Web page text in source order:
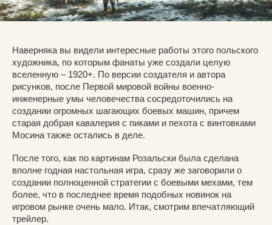
Наверняка вы видели интересные работы этого польского
художника, по которым фанаты уже создали целую
вселенную – 1920+. По версии создателя и автора
рисунков, после Первой мировой войны военно-
инженерные умы человечества сосредоточились на
создании огромных шагающих боевых машин, причем
старая добрая кавалерия с пиками и пехота с винтовками
Мосина также остались в деле.
После того, как по картинам Розальски была сделана
вполне годная настольная игра, сразу же заговорили о
создании полноценной стратегии с боевыми мехами, тем
более, что в последнее время подобных новинок на
игровом рынке очень мало. Итак, смотрим впечатляющий
трейлер.